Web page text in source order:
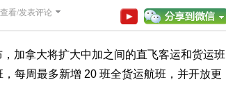
查看/发表评论
加拿大将扩大中加之间的直飞客运和货运班
每周最多新增 20 班全货运航班，并开放更